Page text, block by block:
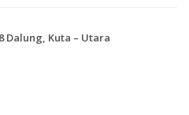
Dalung, Kuta – Utara